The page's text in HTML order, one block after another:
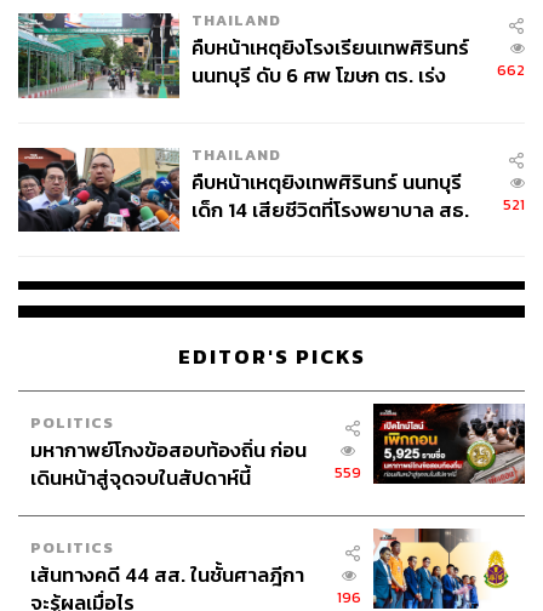
THAILAND
คืบหน้าเหตุยิงโรงเรียนเทพศิรินทร์
นนทบุรี ดับ 6 ศพ โฆษก ตร. เร่ง
662
THAILAND
คืบหน้าเหตุยิงเทพศิรินทร์ นนทบุรี
เด็ก 14 เสียชีวิตที่โรงพยาบาล สธ.
521
EDITOR'S PICKS
POLITICS
มหากาพย์โกงข้อสอบท้องถิ่น ก่อน
เดินหน้าสู่จุดจบในสัปดาห์นี้
559
POLITICS
เส้นทางคดี 44 สส. ในชั้นศาลฎีกา
จะรู้ผลเมื่อไร
196